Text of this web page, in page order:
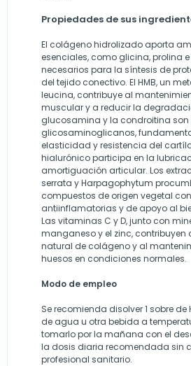
Propiedades de sus
El colágeno hidrolizado aporta
esenciales, como glicina, prolina
necesarios para la síntesis de
del tejido conectivo. El HMB, un
leucina, contribuye al
muscular y a reducir la
glucosamina y la condroitina son
glicosaminoglicanos,
elasticidad y resistencia del
hialurónico participa en la
amortiguación articular. Los
serrata y Harpagophytum
compuestos de origen vegetal
antiinflamatorias y de apoyo al
Las vitaminas C y D, junto con
manganeso y el zinc, contribuyen
natural de colágeno y al
huesos en condiciones normales.
Modo de empleo
Se recomienda disolver 1 sobre de
de agua u otra bebida a
tomarlo por la mañana con el
la dosis diaria recomendada sin
profesional sanitario.